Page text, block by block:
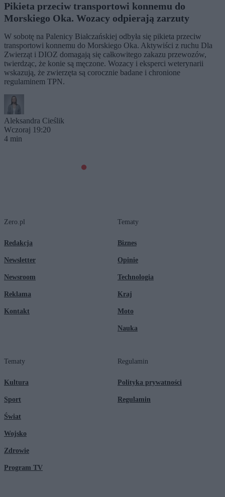
Pikieta przeciw transportowi konnemu do
Morskiego Oka. Wozacy odpierają zarzuty
W sobotę na Palenicy Białczańskiej odbyła się pikieta przeciw
transportowi konnemu do Morskiego Oka. Aktywiści z ruchu Dla
Zwierząt i DIOZ domagają się całkowitego zakazu przewozów,
twierdząc, że konie są męczone. Wozacy i eksperci weterynarii
wskazują, że zwierzęta są corocznie badane i chronione
regulaminem TPN.
Aleksandra Cieślik
Wczoraj 19:20
4 min
Zero.pl
Redakcja
Newsletter
Newsroom
Reklama
Kontakt
Tematy
Biznes
Opinie
Technologia
Kraj
Moto
Nauka
Tematy
Kultura
Sport
Świat
Wojsko
Zdrowie
Program TV
Regulamin
Polityka prywatności
Regulamin